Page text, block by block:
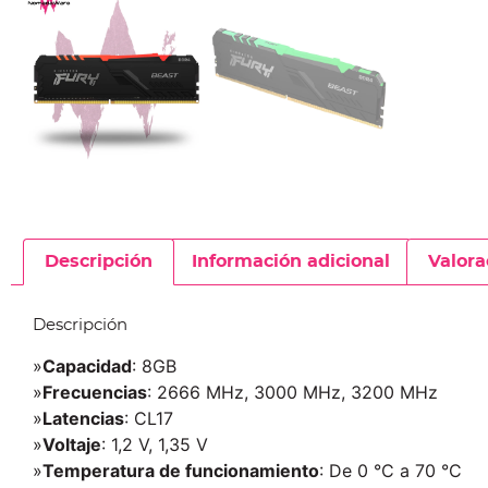
Descripción Información adicional
Descripción
»Capacidad: 8GB
»Frecuencias: 2666 MHz, 3000 MHz, 3200 MHz
»Latencias: CL17
»Voltaje: 1,2 V, 1,35 V
»Temperatura de funcionamiento: De 0 °C a 70 °C